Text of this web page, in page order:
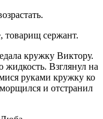
товарищ сержант.
кружку Виктору.
Взглянул на
руками кружку ко
и отстранил